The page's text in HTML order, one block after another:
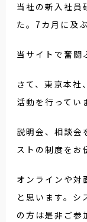
当社の新入社員
た。7カ月に及
当サイトで奮闘
さて、東京本
活動を行ってい
説明会、相談会
ストの制度をお
オンラインや対
と思います。シ
の方は是非ご参